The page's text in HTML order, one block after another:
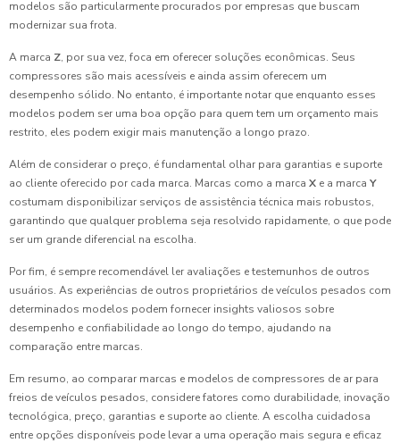
modelos são particularmente procurados por empresas que buscam
modernizar sua frota.
A marca Z, por sua vez, foca em oferecer soluções econômicas. Seus
compressores são mais acessíveis e ainda assim oferecem um
desempenho sólido. No entanto, é importante notar que enquanto esses
modelos podem ser uma boa opção para quem tem um orçamento mais
restrito, eles podem exigir mais manutenção a longo prazo.
Além de considerar o preço, é fundamental olhar para garantias e suporte
ao cliente oferecido por cada marca. Marcas como a marca X e a marca Y
costumam disponibilizar serviços de assistência técnica mais robustos,
garantindo que qualquer problema seja resolvido rapidamente, o que pode
ser um grande diferencial na escolha.
Por fim, é sempre recomendável ler avaliações e testemunhos de outros
usuários. As experiências de outros proprietários de veículos pesados com
determinados modelos podem fornecer insights valiosos sobre
desempenho e confiabilidade ao longo do tempo, ajudando na
comparação entre marcas.
Em resumo, ao comparar marcas e modelos de compressores de ar para
freios de veículos pesados, considere fatores como durabilidade, inovação
tecnológica, preço, garantias e suporte ao cliente. A escolha cuidadosa
entre opções disponíveis pode levar a uma operação mais segura e eficaz